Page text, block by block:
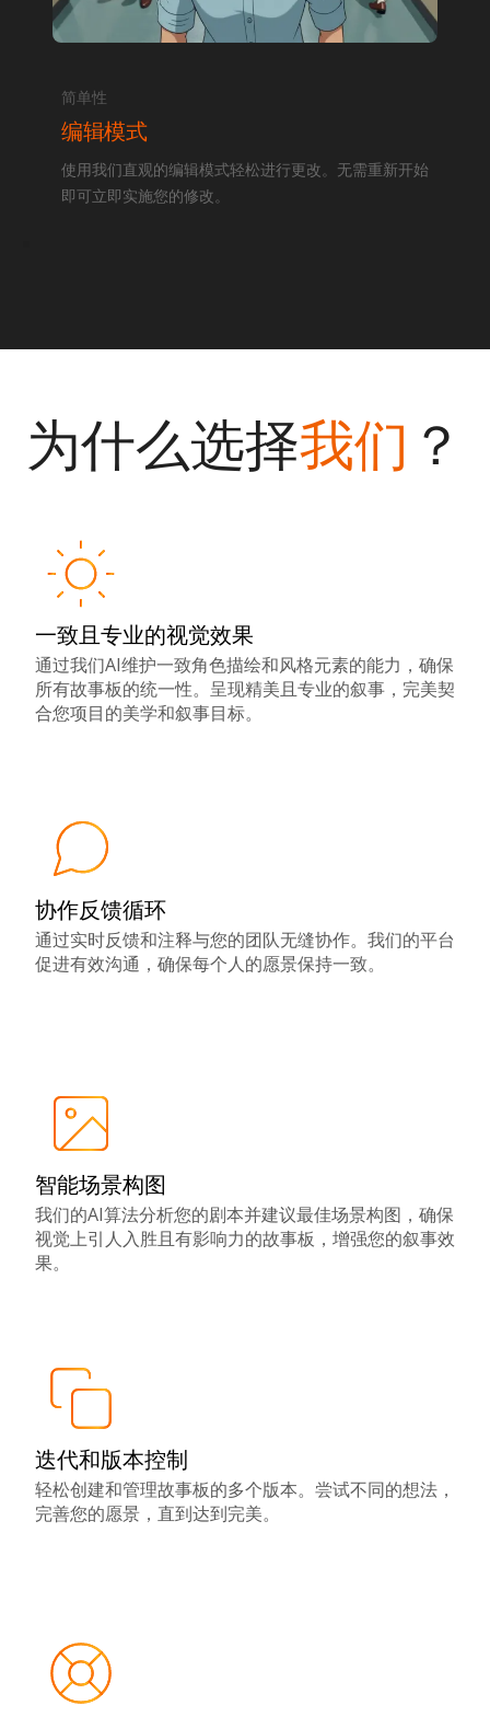
简单性
编辑模式
使用我们直观的编辑模式轻松进行更改。无需重新开始
即可立即实施您的修改。
为什么选择我们 ？
一致且专业的视觉效果
通过我们AI维护一致角色描绘和风格元素的能力，确保
所有故事板的统一性。呈现精美且专业的叙事，完美契
合您项目的美学和叙事目标。
协作反馈循环
通过实时反馈和注释与您的团队无缝协作。我们的平台
促进有效沟通，确保每个人的愿景保持一致。
智能场景构图
我们的AI算法分析您的剧本并建议最佳场景构图，确保
视觉上引人入胜且有影响力的故事板，增强您的叙事效
果。
迭代和版本控制
轻松创建和管理故事板的多个版本。尝试不同的想法，
完善您的愿景，直到达到完美。